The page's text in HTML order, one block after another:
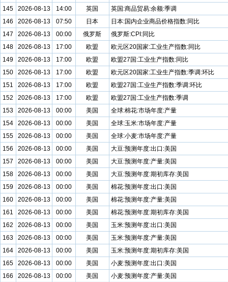
145
2026-08-13 14:00 英国
英国:商品贸易:余额:季调
146
2026-08-13 07:50 日本
日本:国内企业商品价格指数:同比
147
2026-08-13 00:00 俄罗斯
俄罗斯:CPI:同比
148
2026-08-13 17:00 欧盟
欧元区20国家:工业生产指数:同比
149
2026-08-13 17:00 欧盟
欧盟27国:工业生产指数:同比
150
2026-08-13 17:00 欧盟
欧元区20国家:工业生产指数:季调:环比
151
2026-08-13 17:00 欧盟
欧盟27国:工业生产指数:季调:环比
152
2026-08-13 17:00 欧盟
欧盟27国:工业生产指数:季调
153
2026-08-13 00:00 美国
全球:棉花:市场年度:产量
154
2026-08-13 00:00 美国
全球:玉米:市场年度:产量
155
2026-08-13 00:00 美国
全球:小麦:市场年度:产量
156
2026-08-13 00:00 美国
大豆:预测年度:出口:美国
157
2026-08-13 00:00 美国
大豆:预测年度:产量:美国
158
2026-08-13 00:00 美国
大豆:预测年度:期初库存:美国
159
2026-08-13 00:00 美国
棉花:预测年度:出口:美国
160
2026-08-13 00:00 美国
棉花:预测年度:产量:美国
161
2026-08-13 00:00 美国
棉花:预测年度:期初库存:美国
162
2026-08-13 00:00 美国
玉米:预测年度:出口:美国
163
2026-08-13 00:00 美国
玉米:预测年度:产量:美国
164
2026-08-13 00:00 美国
玉米:预测年度:期初库存:美国
165
2026-08-13 00:00 美国
小麦:预测年度:出口:美国
166
2026-08-13 00:00 美国
小麦:预测年度:产量:美国